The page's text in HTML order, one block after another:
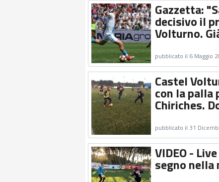
Gazzetta:
decisivo il
Volturno.
pubblicato il 6 Maggio
Castel
con la palla
Chiriches.
pubblicato il 31
VIDEO -
segno